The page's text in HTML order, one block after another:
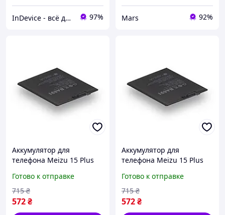
InDevice - всё для Вашего девайса 97% Mars 92%
Аккумулятор для
телефона Meizu 15 Plus
аккумуляторная батарея
Li-pol 3430 мАч AAAA
berlin
Готово к отправке
572₴
715 ₴
Аккумулятор для
телефона Meizu 15 Plus
аккумуляторная батарея
Li-pol 3430 мАч AAAA
buzyna
Готово к отправке
572₴
715 ₴